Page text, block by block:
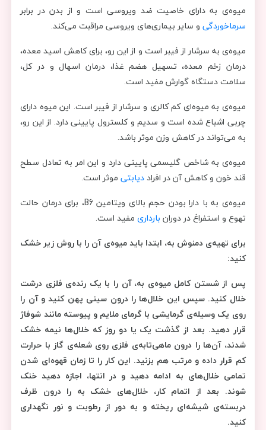
میوه‌ی به دارای خاصیت ضد ویروسی است و از بدن در برابر
سرماخوردگی و سایر بیماری‌های ویروسی مراقبت می‌کند.
میوه‌ی به سرشار از فیبر است و از این رو، برای کاهش اسید معده،
درمان زخم معده، تسهیل هضم غذا، درمان اسهال و در کل،
سلامت دستگاه گوارش مفید است.
میوه‌ی به میوه‌ای کم کالری و سرشار از فیبر است. این میوه دارای
چربی اشباع شده است و سدیم و کلسترول پایینی دارد. از این رو،
به می‌تواند در کاهش وزن موثر باشد.
میوه‌ی به شاخص گلیسمی پایینی دارد و این امر به تعادل سطح
قند خون و کاهش آن در افراددیابتی موثر است.
میوه‌ی به با دارا بودن حجم بالای ویتامین B6، برای درمان حالت
تهوع و استفراغ در دوران بارداری مفید است.
برای تهیه‌ی دمنوش به، ابتدا باید میوه‌ی آن را با روش زیر خشک
کنید:
پس از شستن کامل ‌میوه‌ی به، آن را با یک رنده‌ی فلزی درشت
خلال کنید. سپس این خلال‌ها را درون سینی پهن کنید و آن را
روی یک وسیله‌ی گرمایشی با گرمای ملایم و پیوسته مانند شوفاژ
قرار دهید. بعد از گذشت یک یا دو روز که خلال‌ها نیمه خشک
شدند، آن‌ها را درون ماهی‌تابه‌ی فلزی روی شعله‌ی گاز با حرارت
کم قرار داده و مرتب هم بزنید. این کار را تا زمان قهوه‌ای شدن
تمامی خلال‌های به ادامه دهید و در انتها، اجازه دهید خنک
شوند. بعد از اتمام کار، خلال‌های خشک به را درون ظرف
دربسته‌ی شیشه‌ای ریخته و به دور از رطوبت و نور نگهداری
کنید.